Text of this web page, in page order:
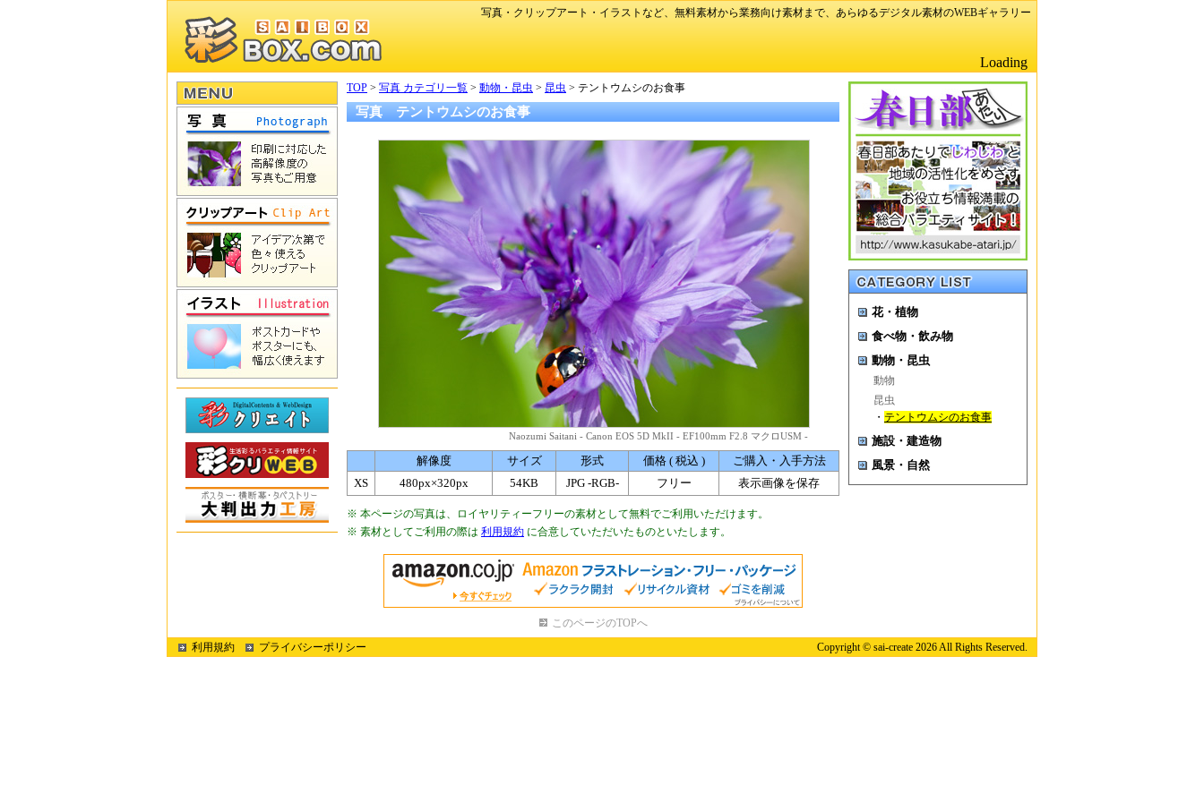
写真・クリップアート・イラストなど、無料素材から業務向け素材まで、あらゆるデジタル素材のWEBギャラリー
Loading
TOP > 写真 カテゴリ一覧 > 動物・昆虫 > 昆虫 > テントウムシのお食事
写真 テントウムシのお食事
Naozumi Saitani - Canon EOS 5D MkII - EF100mm F2.8 マクロUSM -
解像度 サイズ 形式 価格 ( 税込 )
ご購入・入手方法
XS
480px×320px 54KB JPG -RGB- フリー 表示画像を保存
※ 本ページの写真は、ロイヤリティーフリーの素材として無料でご利用いただけます。
※ 素材としてご利用の際は 利用規約 に合意していただいたものといたします。
このページのTOPへ
花・植物
食べ物・飲み物
動物・昆虫
動物
昆虫
・ テントウムシのお食事
施設・建造物
風景・自然
利用規約 プライバシーポリシー Copyright © sai-create 2026 All Rights Reserved.